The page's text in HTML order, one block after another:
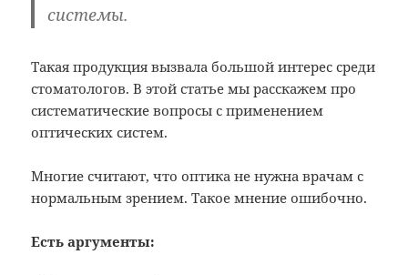
системы.
Такая продукция вызвала большой интерес среди
стоматологов. В этой статье мы расскажем про
систематические вопросы с применением
оптических систем.
Многие считают, что оптика не нужна врачам с
нормальным зрением. Такое мнение ошибочно.
Есть аргументы: